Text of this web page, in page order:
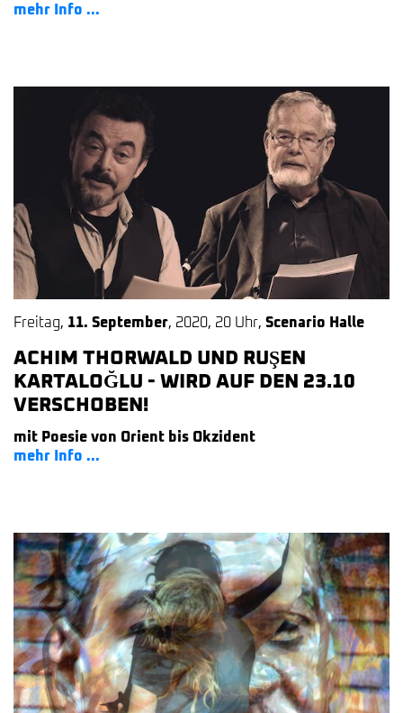
mehr Info ...
Freitag, 11. September, 2020, 20 Uhr, Scenario Halle
ACHIM THORWALD UND RUŞEN
KARTALOĞLU - WIRD AUF DEN 23.10
VERSCHOBEN!
mit Poesie von Orient bis Okzident
mehr Info ...